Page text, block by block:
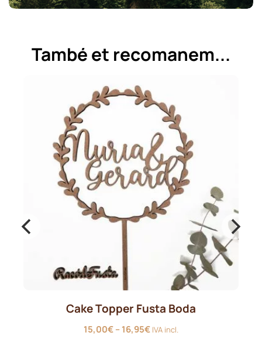
També et recomanem...
Topper Fusta Boda
Interval
IVA incl.